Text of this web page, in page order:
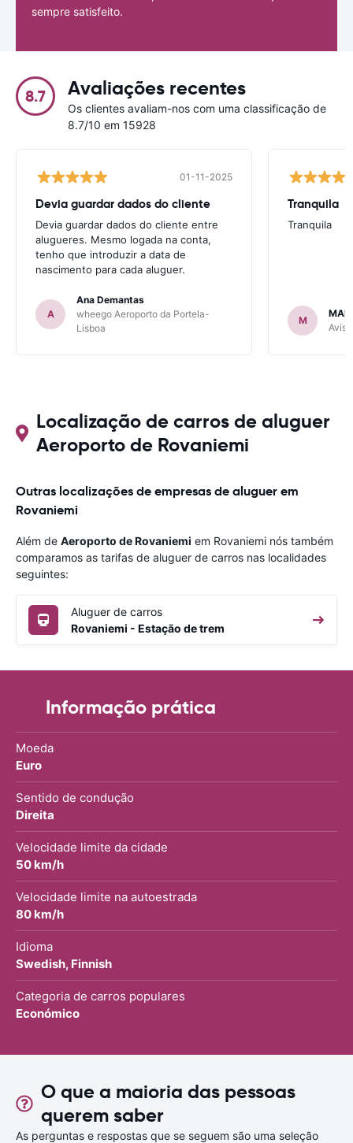
sempre satisfeito.
8.7 Avaliações recentes
Os clientes avaliam-nos com uma classificação de
8.7/10 em 15928
01-11-2025
Devia guardar dados do cliente
Devia guardar dados do cliente entre
alugueres. Mesmo logada na conta,
tenho que introduzir a data de
nascimento para cada aluguer.
A
Ana Demantas
wheego Aeroporto da Portela-
Lisboa
Tranquila
Tranquila
M
Avis
Localização de carros de aluguer
Aeroporto de Rovaniemi
Outras localizações de empresas de aluguer em
Rovaniemi
Além de Aeroporto de Rovaniemi em Rovaniemi nós também
comparamos as tarifas de aluguer de carros nas localidades
seguintes:
Aluguer de carros
Rovaniemi - Estação de trem
Informação prática
Moeda
Euro
Sentido de condução
Direita
Velocidade limite da cidade
50 km/h
Velocidade limite na autoestrada
80 km/h
Idioma
Swedish, Finnish
Categoria de carros populares
Económico
O que a maioria das pessoas
querem saber
As perguntas e respostas que se seguem são uma seleção